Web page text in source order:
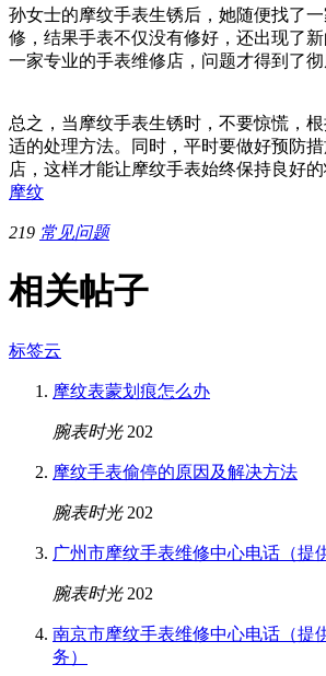
孙女士的摩纹手表生锈后，她随便找了
修，结果手表不仅没有修好，还出现了
一家专业的手表维修店，问题才得到了彻
总之，当摩纹手表生锈时，不要惊慌，
适的处理方法。同时，平时要做好预防
店，这样才能让摩纹手表始终保持良好的
摩纹
219 常见问题
相关帖子
标签云
摩纹表蒙划痕怎么办
腕表时光 202
摩纹手表偷停的原因及解决方法
腕表时光 202
广州市摩纹手表维修中心电话（提
腕表时光 202
南京市摩纹手表维修中心电话（提
务）